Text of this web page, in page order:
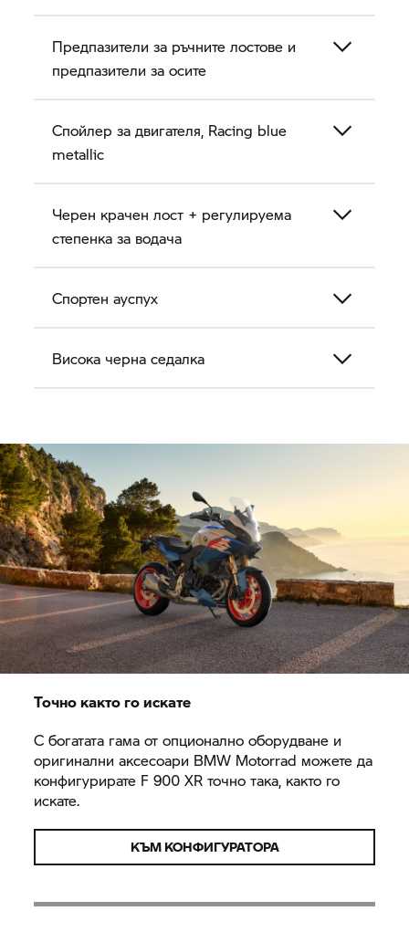
Предпазители за ръчните лостове и
предпазители за осите
Спойлер за двигателя, Racing blue
metallic
Черен крачен лост + регулируема
степенка за водача
Спортен ауспух
Висока черна седалка
Точно както го искате
С богатата гама от опционално оборудване и
оригинални аксесоари BMW Motorrad можете да
конфигурирате F 900 XR точно така, както го
искате.
КЪМ КОНФИГУРАТОРА